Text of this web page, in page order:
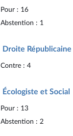
Pour : 16
Abstention : 1
Droite Républicaine
Contre : 4
Écologiste et Social
Pour : 13
Abstention : 2